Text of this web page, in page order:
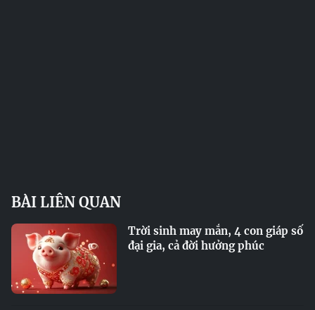
BÀI LIÊN QUAN
Trời sinh may mắn, 4 con giáp số
đại gia, cả đời hưởng phúc